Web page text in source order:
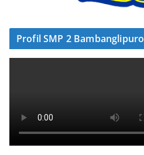
Profil SMP 2 Bambanglipuro